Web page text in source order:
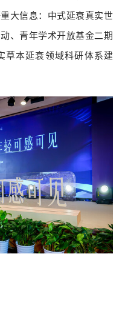
大信息：中式延衰真实世
、青年学术开放基金二期
草本延衰领域科研体系建